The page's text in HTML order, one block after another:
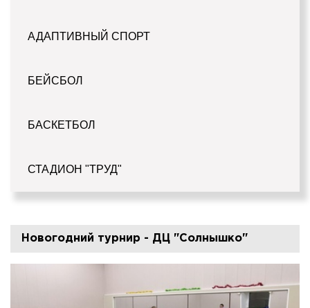
АДАПТИВНЫЙ СПОРТ
БЕЙСБОЛ
БАСКЕТБОЛ
СТАДИОН "ТРУД"
Новогодний турнир - ДЦ "Солнышко"